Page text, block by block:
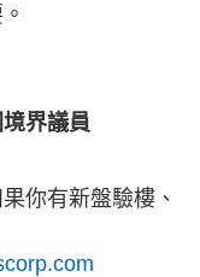
界議員
你有新盤驗樓、